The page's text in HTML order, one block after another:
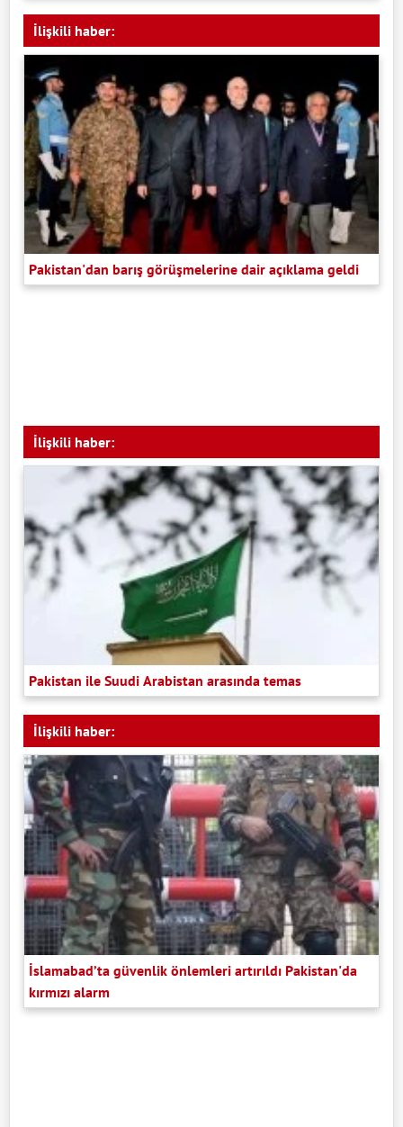
İlişkili haber:
Pakistan'dan barış görüşmelerine dair açıklama geldi
İlişkili haber:
Pakistan ile Suudi Arabistan arasında temas
İlişkili haber:
İslamabad’ta güvenlik önlemleri artırıldı Pakistan'da
kırmızı alarm